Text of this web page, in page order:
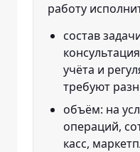
работу
состав
учёта и
требуют
объём: на
операций,
касс,